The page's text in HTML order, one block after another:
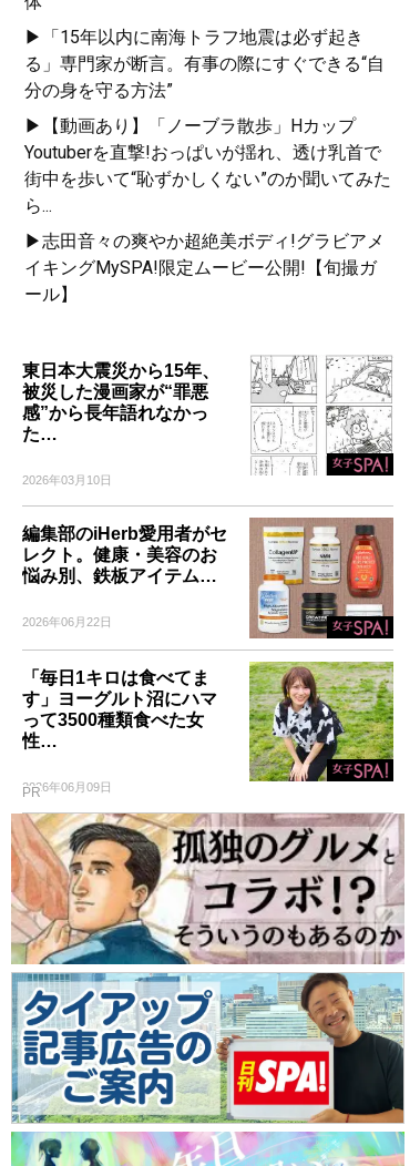
▶「15年以内に南海トラフ地震は必ず起き
る」専門家が断言。有事の際にすぐできる“自
分の身を守る方法”
▶【動画あり】「ノーブラ散歩」Hカップ
Youtuberを直撃!おっぱいが揺れ、透け乳首で
街中を歩いて“恥ずかしくない”のか聞いてみた
ら...
▶志田音々の爽やか超絶美ボディ!グラビアメ
イキングMySPA!限定ムービー公開!【旬撮ガ
ール】
東日本大震災から15年、
被災した漫画家が“罪悪
感”から長年語れなかっ
た…
2026年03月10日
編集部のiHerb愛用者がセ
レクト。健康・美容のお
悩み別、鉄板アイテム…
2026年06月22日
「毎日1キロは食べてま
す」ヨーグルト沼にハマ
って3500種類食べた女
性…
2026年06月09日
PR